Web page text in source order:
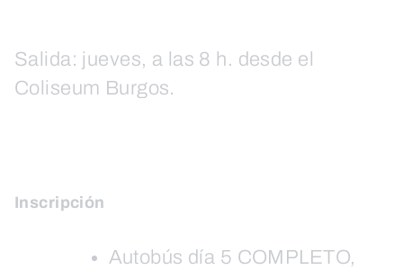
Salida: jueves, a las 8 h. desde el
Coliseum Burgos.
Inscripción
Autobús día 5 COMPLETO,